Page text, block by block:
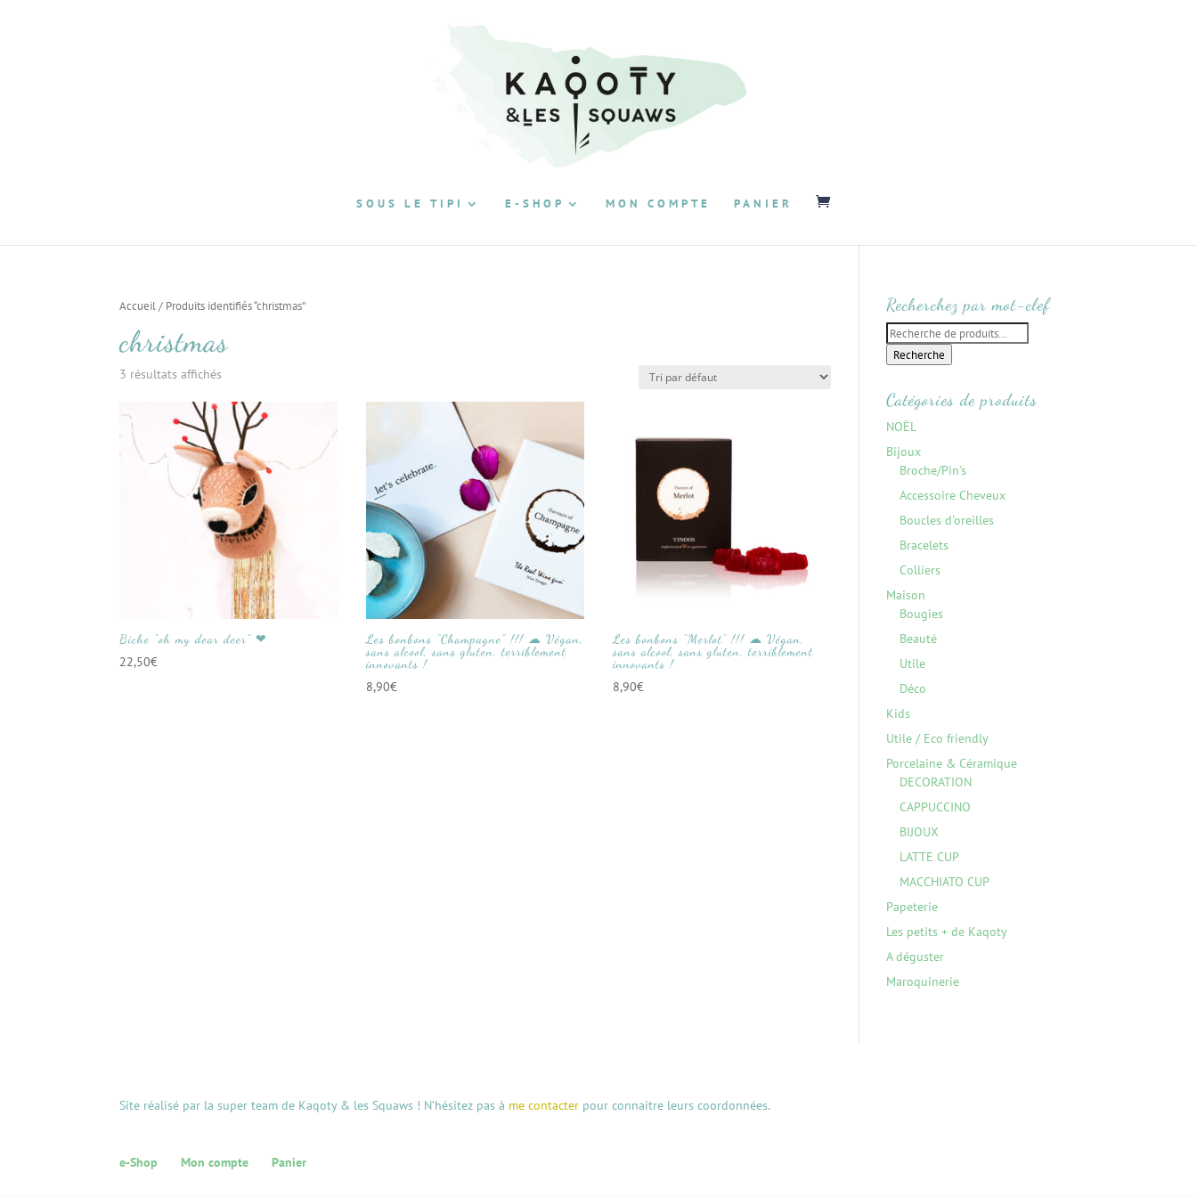
SOUS LE TIPI E-SHOP MON COMPTE PANIER
Accueil/ Produits identifiés “christmas”
christmas
3 résultats affichés
Biche “oh my dear deer” ❤
22,50€
Les bonbons “Champagne” !!! ☁ Végan,
sans alcool, sans gluten, terriblement
innovants !
8,90€
Les bonbons “Merlot” !!! ☁ Végan,
sans alcool, sans gluten, terriblement
innovants !
8,90€
Recherchez par mot-clef
Recherche
pour :
Recherche
Catégories de produits
NOËL
Bijoux
Broche/Pin's
Accessoire Cheveux
Boucles d'oreilles
Bracelets
Colliers
Maison
Bougies
Beauté
Utile
Déco
Kids
Utile / Eco friendly
Porcelaine & Céramique
DECORATION
CAPPUCCINO
BIJOUX
LATTE CUP
MACCHIATO CUP
Papeterie
Les petits + de Kaqoty
A déguster
Maroquinerie
Site réalisé par la super team de Kaqoty & les Squaws ! N’hésitez pas à me contacter pour connaitre leurs coordonnées.
e-Shop Mon compte Panier